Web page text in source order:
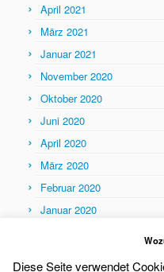
April 2021
März 2021
Januar 2021
November 2020
Oktober 2020
Juni 2020
April 2020
März 2020
Februar 2020
Januar 2020
Themen
Diese Seite verwendet